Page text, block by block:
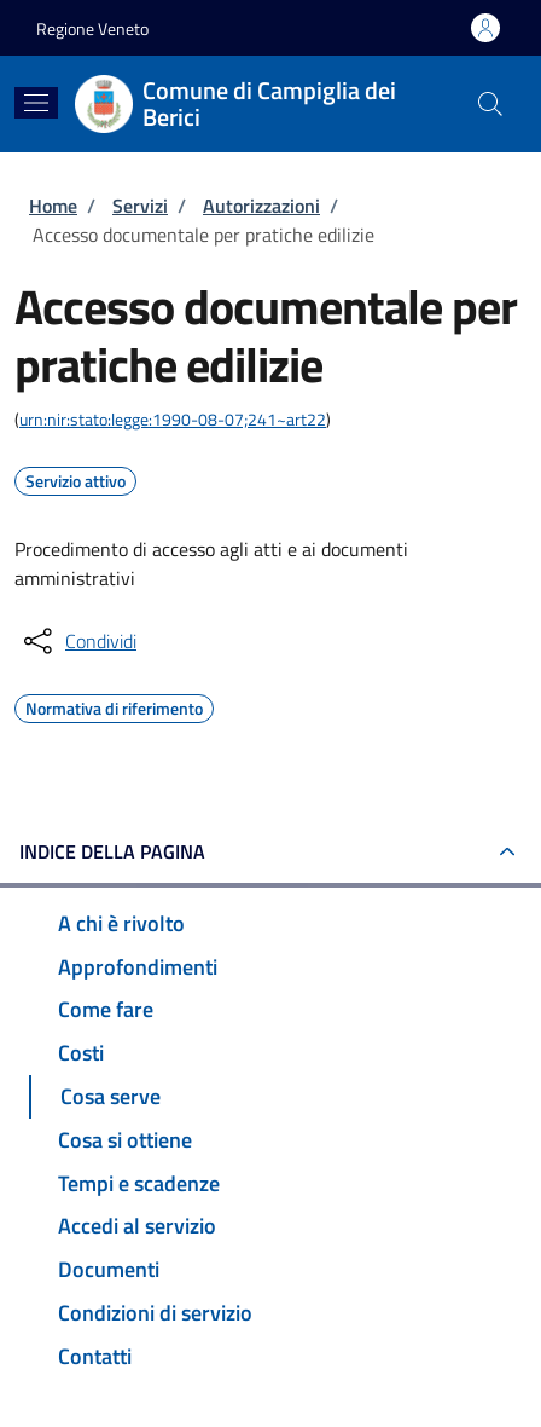
Regione Veneto
Comune di Campiglia dei
Berici
Briciole di pane
Home / Servizi / Autorizzazioni /
Accesso documentale per pratiche edilizie
Accesso documentale per
pratiche edilizie
(urn:nir:stato:legge:1990-08-07;241~art22)
Servizio attivo
Procedimento di accesso agli atti e ai documenti
amministrativi
Condividi
Normativa di riferimento
INDICE DELLA PAGINA
A chi è rivolto
Approfondimenti
Come fare
Costi
Cosa serve
Cosa si ottiene
Tempi e scadenze
Accedi al servizio
Documenti
Condizioni di servizio
Contatti